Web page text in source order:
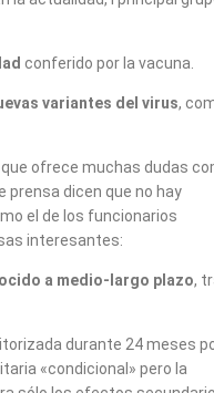
conferido por la vacuna.
variantes del virus,
ofrece muchas dudas
prensa dicen que no hay
el de los funcionarios
interesantes:
a medio-largo plazo,
durante 24 meses
«condicional» pero la